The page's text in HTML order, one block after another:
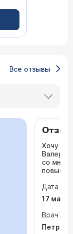
Все отзывы
Хочу
со мной
сердца.
раз
врачи
На
Дата
17 мая
Врач